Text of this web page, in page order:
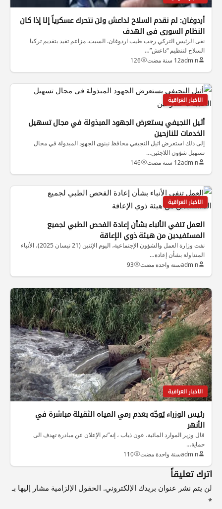
أردوغان: لم نقدم السلاح لداعش ولن نتحرك عسكرياً إلا إذا كان
النظام السوري في الهدف
نفى الرئيس التركي رجب طيب اردوغان. السبت. مزاعم تفيد بتقديم تركيا
السلاح لتنظيم “داعش”…
admin12 سنة مضت 126
الاخبار العراقية
أثيل النجيفي يستعرض الجهود المبذولة في مجال تسهيل
الخدمات للنازحين
إلى ذلك استعرض اثيل النجيفي محافظ نينوى الجهود المبذولة في مجال
تسهيل شؤون اللاجئين…
admin12 سنة مضت 146
الاخبار العراقية
العمل تنفي الأنباء بشأن إعادة الفحص الطبي لجميع
المستفيدين من هيئة ذوي الإعاقة
نفت وزارة العمل والشؤون الإجتماعية، اليوم الإثنين (21 نيسان 2025)، الأنباء
المتداولة بشأن إعادة…
adminسنة واحدة مضت 93
الاخبار العراقية
رئيس الوزراء يُوجّه بعدم رمي المياه الثقيلة مباشرة في
الأنهر
قال وزير الموارد المائية، عون ذياب ، إنه”تم الإعلان عن مبادرة تهدف الى
حماية…
adminسنة واحدة مضت 110
اترك تعليقاً
لن يتم نشر عنوان بريدك الإلكتروني. الحقول الإلزامية مشار إليها بـ
*